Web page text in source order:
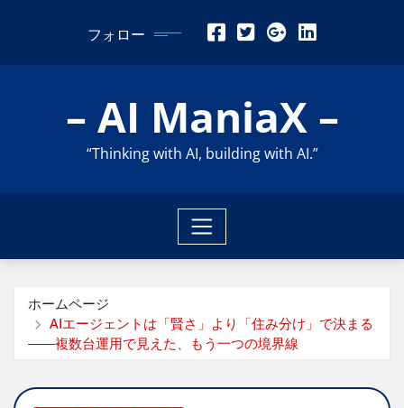
フォロー
– AI ManiaX –
“Thinking with AI, building with AI.”
ホームページ
AIエージェントは「賢さ」より「住み分け」で決まる
――複数台運用で見えた、もう一つの境界線